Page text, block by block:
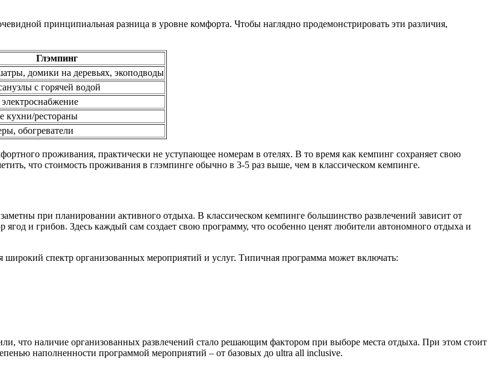
принципиальная разница в уровне комфорта. Чтобы наглядно продемонстрировать эти различия,
Глэмпинг
домики на деревьях, экоподводы
с горячей водой
кухни/рестораны
обогреватели
проживания, практически не уступающее номерам в отелях. В то время как кемпинг сохраняет свою
что стоимость проживания в глэмпинге обычно в 3-5 раз выше, чем в классическом кемпинге.
при планировании активного отдыха. В классическом кемпинге большинство развлечений зависит от
и грибов. Здесь каждый сам создает свою программу, что особенно ценят любители автономного отдыха и
спектр организованных мероприятий и услуг. Типичная программа может включать:
что наличие организованных развлечений стало решающим фактором при выборе места отдыха. При этом стоит
наполненности программой мероприятий – от базовых до ultra all inclusive.